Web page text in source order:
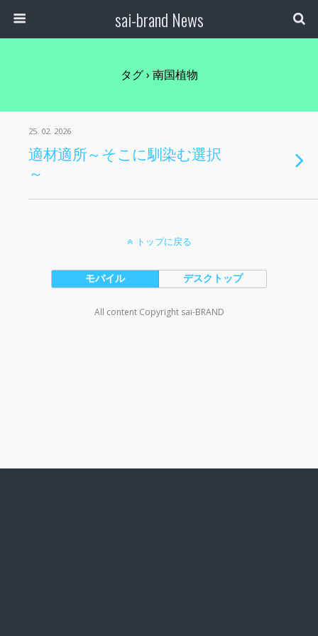
sai-brand News
タグ › 南国植物
25. 02. 2026
適材適所～そこに馴染む選択
～
トップに戻る
モバイル デスクトップ
All content Copyright sai-BRAND